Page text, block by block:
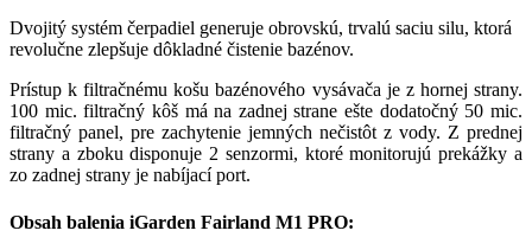
Dvojitý systém čerpadiel generuje obrovskú, trvalú saciu silu, ktorá
revolučne zlepšuje dôkladné čistenie bazénov.
Prístup k filtračnému košu bazénového vysávača je z hornej strany.
100 mic. filtračný kôš má na zadnej strane ešte dodatočný 50 mic.
filtračný panel, pre zachytenie jemných nečistôt z vody. Z prednej
strany a zboku disponuje 2 senzormi, ktoré monitorujú prekážky a
zo zadnej strany je nabíjací port.
Obsah balenia iGarden Fairland M1 PRO: